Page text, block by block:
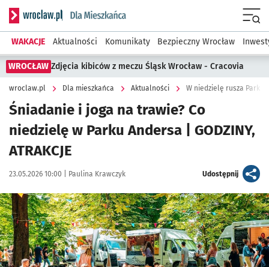
Serwis informacyjny wroclaw.pl podserwis: Dla mieszkańca
WAKACJE Aktualności Komunikaty Bezpieczny Wrocław
WROCŁAW Zdjęcia kibiców z meczu Śląsk Wrocław - Cracovia
wroclaw.pl Dla mieszkańca Aktualności W niedzielę rusza Park
Śniadanie i joga na trawie? Co
niedzielę w Parku Andersa | GODZINY,
ATRAKCJE
Data publikacji:
23.05.2026 10:00 | Autor:
Paulina Krawczyk Udostępnijartykuł
Kliknij, aby zobaczyć galerię
Kliknij, aby powiększyć